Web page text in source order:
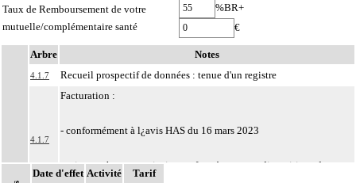
Taux de Remboursement de votre
mutuelle/complémentaire santé
%BR+
€
Arbre Notes
4.1.7 Recueil prospectif de données : tenue d'un registre
4.1.7
Facturation :
- conformément à l¿avis HAS du 16 mars 2023
- prise en charge provisoire conformément aux dispositions des
Date d'effet Activité
Tarif